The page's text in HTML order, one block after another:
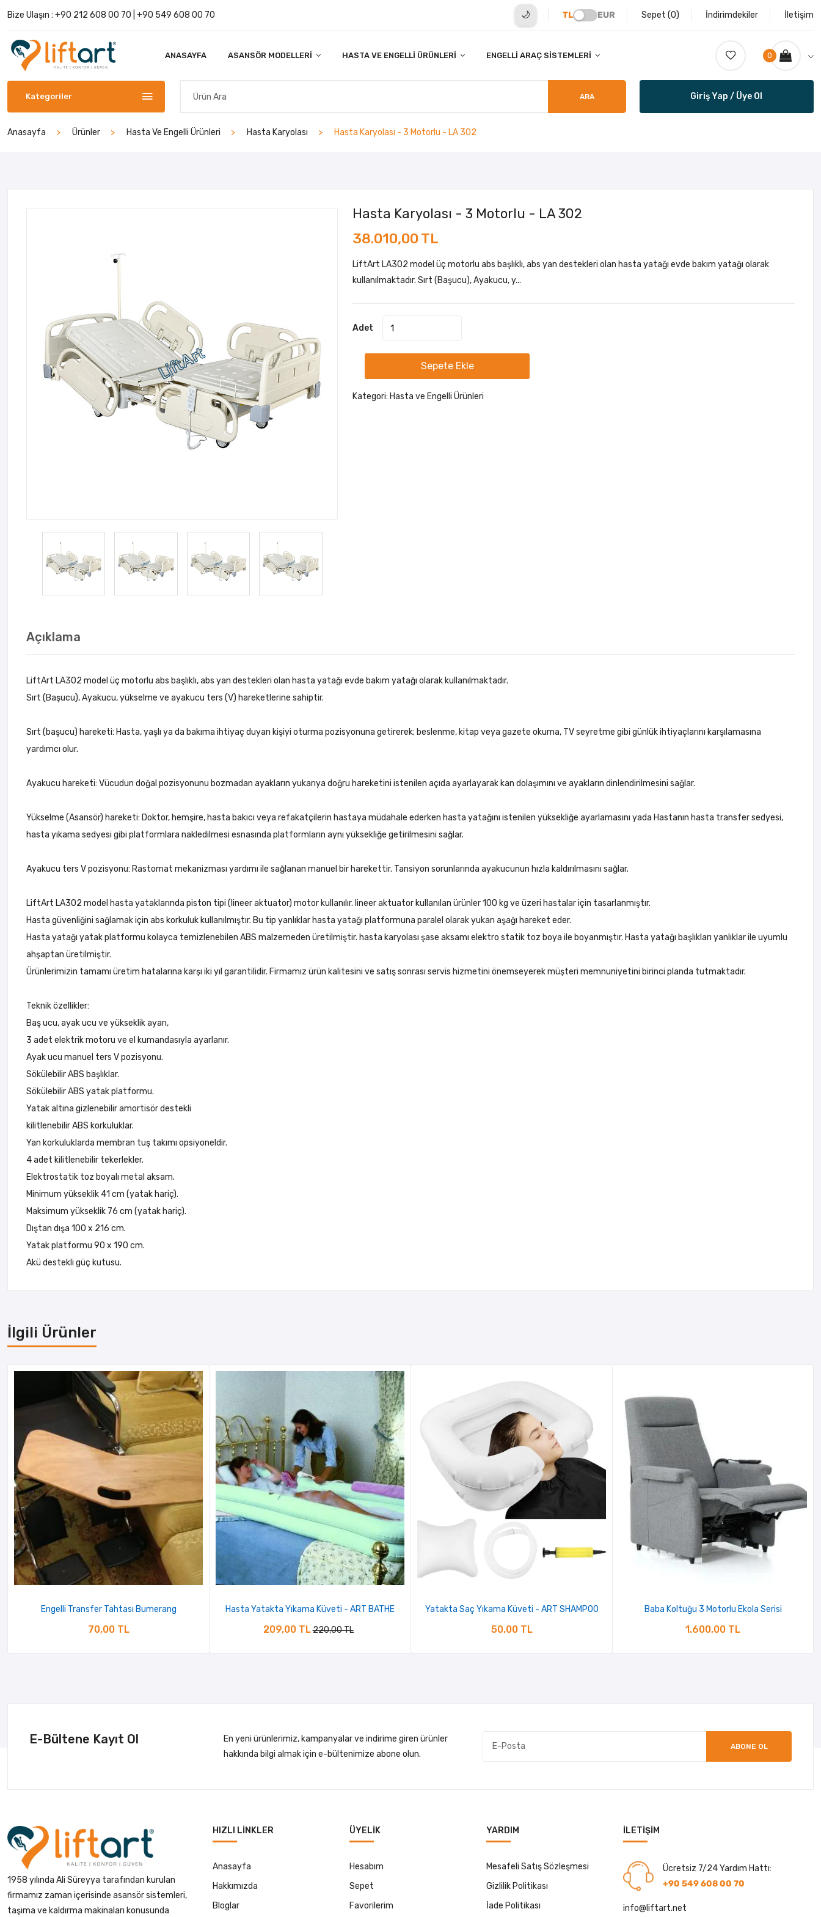
Bize Ulaşın : +90 212 608 00 70 +90 549 608 00 70 🌙 TL EUR Sepet (0) İndirimdekiler İletişim
ANASAYFA ASANSÖR MODELLERI HASTA VE ENGELLI ÜRÜNLERI ENGELLI ARAÇ SISTEMLERI 0
Kategoriler ARA Giriş Yap / Üye Ol
Anasayfa Ürünler Hasta Ve Engelli Ürünleri Hasta Karyolası Hasta Karyolası - 3 Motorlu - LA 302
Hasta Karyolası - 3 Motorlu - LA 302
38.010,00 TL
LiftArt LA302 model üç motorlu abs başlıklı, abs yan destekleri olan hasta yatağı evde bakım yatağı olarak
kullanılmaktadır. Sırt (Başucu), Ayakucu, y...
Adet
Sepete Ekle
Kategori: Hasta ve Engelli Ürünleri
Açıklama
LiftArt LA302 model üç motorlu abs başlıklı, abs yan destekleri olan hasta yatağı evde bakım yatağı olarak kullanılmaktadır.
Sırt (Başucu), Ayakucu, yükselme ve ayakucu ters (V) hareketlerine sahiptir.
Sırt (başucu) hareketi: Hasta, yaşlı ya da bakıma ihtiyaç duyan kişiyi oturma pozisyonuna getirerek; beslenme, kitap veya gazete okuma, TV seyretme gibi günlük ihtiyaçlarını karşılamasına
yardımcı olur.
Ayakucu hareketi: Vücudun doğal pozisyonunu bozmadan ayakların yukarıya doğru hareketini istenilen açıda ayarlayarak kan dolaşımını ve ayakların dinlendirilmesini sağlar.
Yükselme (Asansör) hareketi: Doktor, hemşire, hasta bakıcı veya refakatçilerin hastaya müdahale ederken hasta yatağını istenilen yüksekliğe ayarlamasını yada Hastanın hasta transfer sedyesi,
hasta yıkama sedyesi gibi platformlara nakledilmesi esnasında platformların aynı yüksekliğe getirilmesini sağlar.
Ayakucu ters V pozisyonu: Rastomat mekanizması yardımı ile sağlanan manuel bir harekettir. Tansiyon sorunlarında ayakucunun hızla kaldırılmasını sağlar.
LiftArt LA302 model hasta yataklarında piston tipi (lineer aktuator) motor kullanılır. lineer aktuator kullanılan ürünler 100 kg ve üzeri hastalar için tasarlanmıştır.
Hasta güvenliğini sağlamak için abs korkuluk kullanılmıştır. Bu tip yanlıklar hasta yatağı platformuna paralel olarak yukarı aşağı hareket eder.
Hasta yatağı yatak platformu kolayca temizlenebilen ABS malzemeden üretilmiştir. hasta karyolası şase aksamı elektro statik toz boya ile boyanmıştır. Hasta yatağı başlıkları yanlıklar ile uyumlu
ahşaptan üretilmiştir.
Ürünlerimizin tamamı üretim hatalarına karşı iki yıl garantilidir. Firmamız ürün kalitesini ve satış sonrası servis hizmetini önemseyerek müşteri memnuniyetini birinci planda tutmaktadır.
Teknik özellikler:
Baş ucu, ayak ucu ve yükseklik ayarı,
3 adet elektrik motoru ve el kumandasıyla ayarlanır.
Ayak ucu manuel ters V pozisyonu.
Sökülebilir ABS başlıklar.
Sökülebilir ABS yatak platformu.
Yatak altına gizlenebilir amortisör destekli
kilitlenebilir ABS korkuluklar.
Yan korkuluklarda membran tuş takımı opsiyoneldir.
4 adet kilitlenebilir tekerlekler.
Elektrostatik toz boyalı metal aksam.
Minimum yükseklik 41 cm (yatak hariç).
Maksimum yükseklik 76 cm (yatak hariç).
Dıştan dışa 100 x 216 cm.
Yatak platformu 90 x 190 cm.
Akü destekli güç kutusu.
İlgili Ürünler
Engelli Transfer Tahtası Bumerang
70,00 TL
Hasta Yatakta Yıkama Küveti - ART BATHE
209,00 TL220,00 TL
Yatakta Saç Yıkama Küveti - ART SHAMPOO
50,00 TL
Baba Koltuğu 3 Motorlu Ekola Serisi
1.600,00 TL
E-Bültene Kayıt Ol
En yeni ürünlerimiz, kampanyalar ve indirime giren ürünler
hakkında bilgi almak için e-bültenimize abone olun.
ABONE OL
1958 yılında Ali Süreyya tarafından kurulan
firmamız zaman içerisinde asansör sistemleri,
taşıma ve kaldırma makinaları konusunda
HIZLI LINKLER
Anasayfa
Hakkımızda
Bloglar
ÜYELIK
Hesabım
Sepet
Favorilerim
YARDIM
Mesafeli Satış Sözleşmesi
Gizlilik Politikası
İade Politikası
İLETIŞIM
Ücretsiz 7/24 Yardım Hattı:
+90 549 608 00 70
info@liftart.net